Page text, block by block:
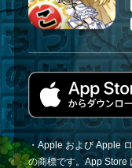
・Apple および Apple
の商標です。App Store